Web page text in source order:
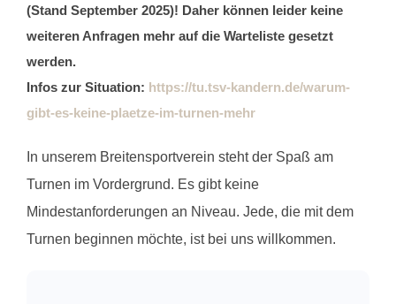
(Stand September 2025)! Daher können leider keine
weiteren Anfragen mehr auf die Warteliste gesetzt
werden.
Infos zur Situation: https://tu.tsv-kandern.de/warum-
gibt-es-keine-plaetze-im-turnen-mehr
In unserem Breitensportverein steht der Spaß am
Turnen im Vordergrund. Es gibt keine
Mindestanforderungen an Niveau. Jede, die mit dem
Turnen beginnen möchte, ist bei uns willkommen.